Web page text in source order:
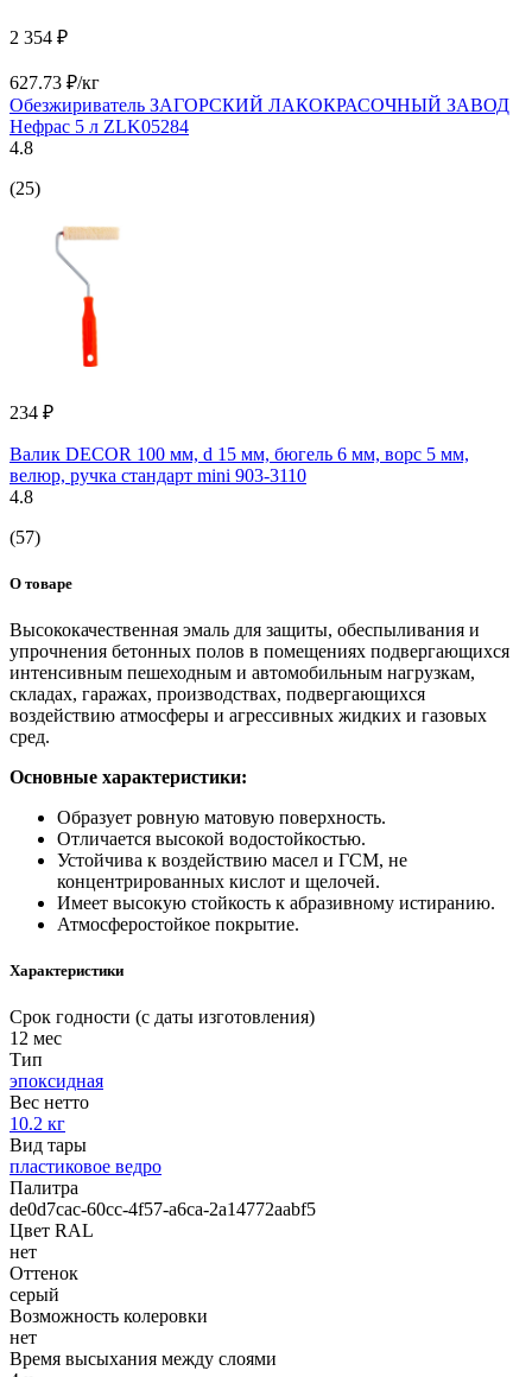
2 354 ₽
627.73 ₽/кг
Обезжириватель ЗАГОРСКИЙ ЛАКОКРАСОЧНЫЙ ЗАВОД
Нефрас 5 л ZLK05284
4.8
(25)
234 ₽
Валик DECOR 100 мм, d 15 мм, бюгель 6 мм, ворс 5 мм,
велюр, ручка стандарт mini 903-3110
4.8
(57)
О товаре
Высококачественная эмаль для защиты, обеспыливания и
упрочнения бетонных полов в помещениях подвергающихся
интенсивным пешеходным и автомобильным нагрузкам,
складах, гаражах, производствах, подвергающихся
воздействию атмосферы и агрессивных жидких и газовых
сред.
Основные характеристики:
Образует ровную матовую поверхность.
Отличается высокой водостойкостью.
Устойчива к воздействию масел и ГСМ, не
концентрированных кислот и щелочей.
Имеет высокую стойкость к абразивному истиранию.
Атмосферостойкое покрытие.
Характеристики
Срок годности (с даты изготовления)
12 мес
Тип
эпоксидная
Вес нетто
10.2 кг
Вид тары
пластиковое ведро
Палитра
de0d7cac-60cc-4f57-a6ca-2a14772aabf5
Цвет RAL
нет
Оттенок
серый
Возможность колеровки
нет
Время высыхания между слоями